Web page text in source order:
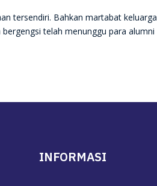
tersendiri. Bahkan martabat keluarga
telah menunggu para alumni
INFORMASI